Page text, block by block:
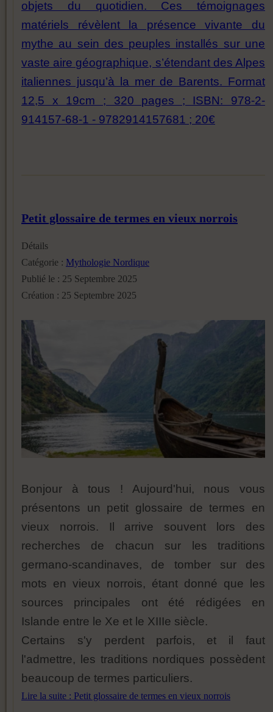
objets du quotidien. Ces témoignages
matériels révèlent la présence vivante du
mythe au sein des peuples installés sur une
vaste aire géographique, s’étendant des Alpes
italiennes jusqu’à la mer de Barents. Format
12,5 x 19cm ; 320 pages ; ISBN: 978-2-
914157-68-1 - 9782914157681 ; 20€
Petit glossaire de termes en vieux norrois
Détails
Catégorie : Mythologie Nordique
Publié le : 25 Septembre 2025
Création : 25 Septembre 2025
Bonjour à tous ! Aujourd'hui, nous vous
présentons un petit glossaire de termes en
vieux norrois. Il arrive souvent lors des
recherches de chacun sur les traditions
germano-scandinaves, de tomber sur des
mots en vieux norrois, étant donné que les
sources principales ont été rédigées en
Islande entre le Xe et le XIIIe siècle.
Certains s'y perdent parfois, et il faut
l'admettre, les traditions nordiques possèdent
beaucoup de termes particuliers.
Lire la suite : Petit glossaire de termes en vieux norrois